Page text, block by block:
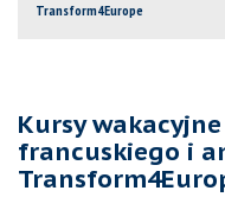
Transform4Europe
Kursy
francuskiego i